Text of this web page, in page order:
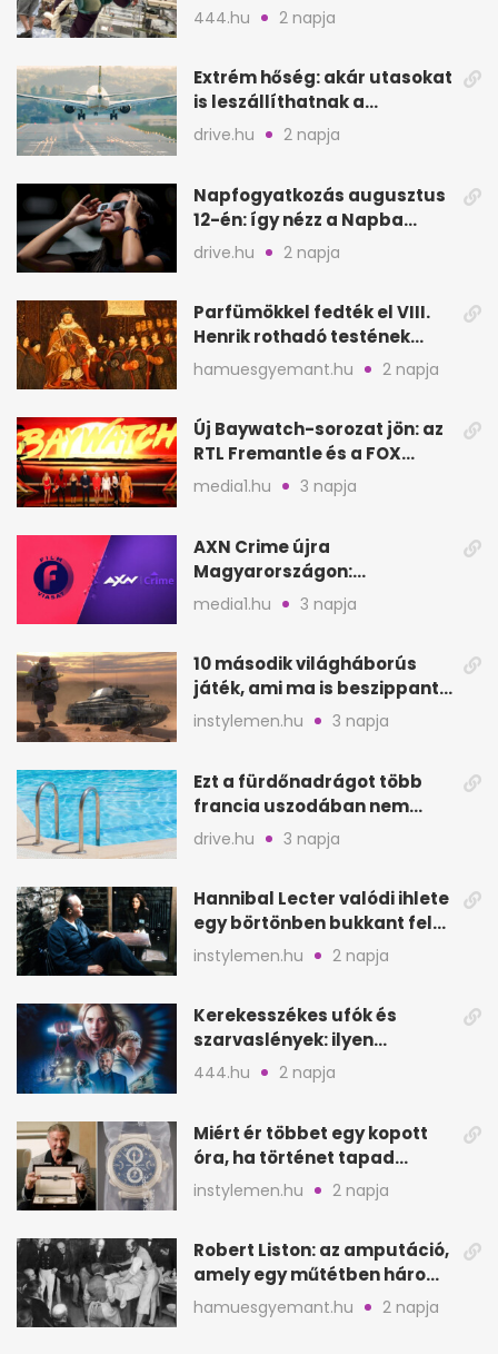
és kész a családi program
444.hu 2 napja
Extrém hőség: akár utasokat
is leszállíthatnak a
repülőgépről
drive.hu 2 napja
Napfogyatkozás augusztus
12-én: így nézz a Napba
biztonságosan
drive.hu 2 napja
Parfümökkel fedték el VIII.
Henrik rothadó testének
szagát
hamuesgyemant.hu 2 napja
Új Baywatch-sorozat jön: az
RTL Fremantle és a FOX
készíti
media1.hu 3 napja
AXN Crime újra
Magyarországon:
szeptembertől a Viasat Film
media1.hu 3 napja
10 második világháborús
játék, ami ma is beszippant
a képernyő elé
instylemen.hu 3 napja
Ezt a fürdőnadrágot több
francia uszodában nem
fogadják el
drive.hu 3 napja
Hannibal Lecter valódi ihlete
egy börtönben bukkant fel
Thomas Harrisnek
instylemen.hu 2 napja
Kerekesszékes ufók és
szarvaslények: ilyen
Spielberg új filmje
444.hu 2 napja
Miért ér többet egy kopott
óra, ha történet tapad
hozzá?
instylemen.hu 2 napja
Robert Liston: az amputáció,
amely egy műtétben három
életet követelt
hamuesgyemant.hu 2 napja